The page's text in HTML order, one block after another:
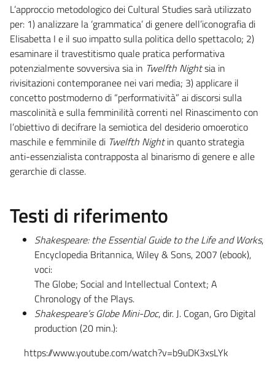
L’approccio metodologico dei Cultural Studies sarà utilizzato
per: 1) analizzare la ‘grammatica’ di genere dell’iconografia di
Elisabetta I e il suo impatto sulla politica dello spettacolo; 2)
esaminare il travestitismo quale pratica performativa
potenzialmente sovversiva sia in Twelfth Nightsia in
rivisitazioni contemporanee nei vari media; 3) applicare il
concetto postmoderno di “performatività” ai discorsi sulla
mascolinità e sulla femminilità correnti nel Rinascimento con
l’obiettivo di decifrare la semiotica del desiderio omoerotico
maschile e femminile di Twelfth Nightin quanto strategia
anti-essenzialista contrapposta al binarismo di genere e alle
gerarchie di classe.
Testi di riferimento
Shakespeare: the Essential Guide to the Life and Works,
Encyclopedia Britannica, Wiley & Sons, 2007 (ebook),
voci:
The Globe; Social and Intellectual Context; A
Chronology of the Plays.
Shakespeare’s Globe Mini-Doc, dir. J. Cogan, Gro Digital
production (20 min.):
https://www.youtube.com/watch?v=b9uDK3xsLYk